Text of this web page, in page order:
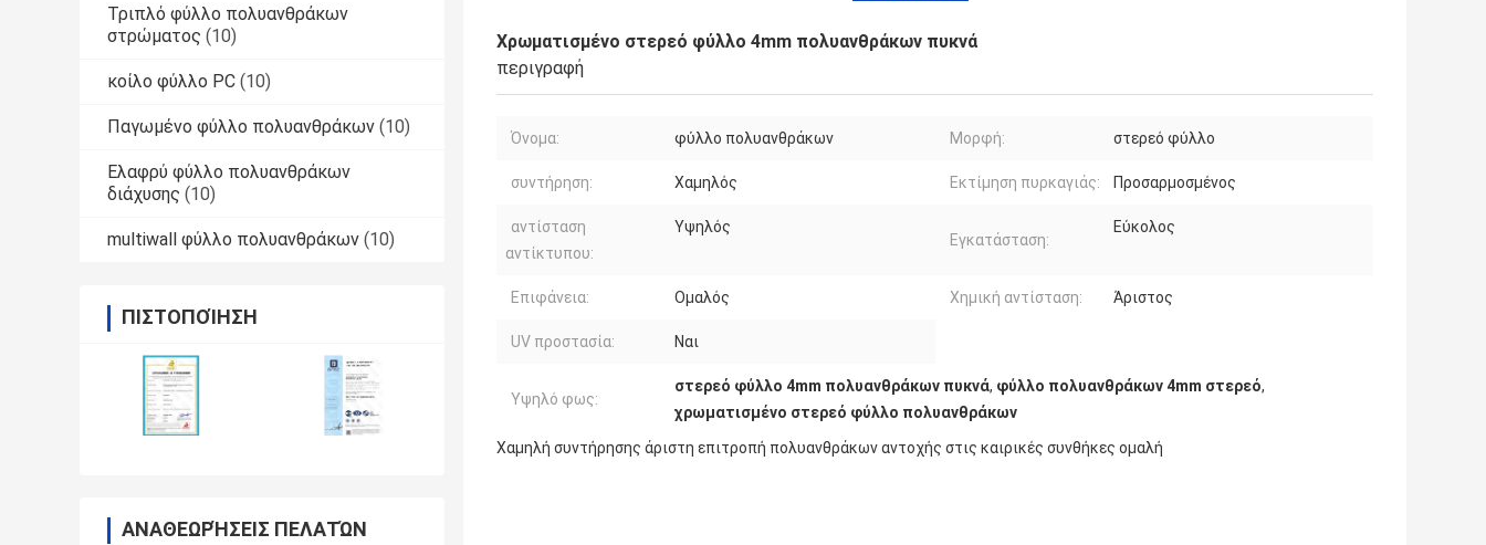
Τριπλό φύλλο πολυανθράκων
στρώματος (10)
κοίλο φύλλο PC (10)
Παγωμένο φύλλο πολυανθράκων (10)
Ελαφρύ φύλλο πολυανθράκων
διάχυσης (10)
multiwall φύλλο πολυανθράκων (10)
ΠΙΣΤΟΠΟΊΗΣΗ
ΑΝΑΘΕΩΡΉΣΕΙΣ ΠΕΛΑΤΏΝ
Χρωματισμένο στερεό φύλλο 4mm πολυανθράκων πυκνά
περιγραφή
Όνομα: φύλλο πολυανθράκων Μορφή: στερεό φύλλο
συντήρηση: Χαμηλός Εκτίμηση πυρκαγιάς: Προσαρμοσμένος
αντίσταση
αντίκτυπου:
Υψηλός
Εγκατάσταση:
Εύκολος
Επιφάνεια: Ομαλός Χημική αντίσταση: Άριστος
UV προστασία: Ναι
Υψηλό φως:
στερεό φύλλο 4mm πολυανθράκων πυκνά, φύλλο πολυανθράκων 4mm στερεό,
χρωματισμένο στερεό φύλλο πολυανθράκων
Χαμηλή συντήρησης άριστη επιτροπή πολυανθράκων αντοχής στις καιρικές συνθήκες ομαλή